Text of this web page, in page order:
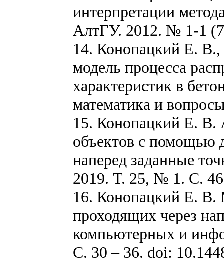
интерпретации
АлтГУ. 2012. № 1-1
14. Конопацкий Е.
модель процесса
характеристик в
математика и
15. Конопацкий Е. В.
объектов с помощью
наперед заданные
2019. Т. 25, № 1. С.
16. Конопацкий Е. В.
проходящих через
компьютерных и
С. 30 – 36. doi: